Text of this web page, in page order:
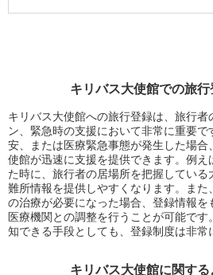
キリバス大使館での旅
キリバス大使館への旅行登録は、旅行者
ン、緊急時の支援において非常に重要
安、または医療緊急事態が発生した場
使館が迅速に支援を提供できます。例
た時に、旅行者の居場所を把握してい
難所情報を提供しやすくなります。ま
の治療が必要になった場合、登録情報を
医療機関との調整を行うことが可能です
知できる手段としても、登録制度は非常
キリバス大使館に関する